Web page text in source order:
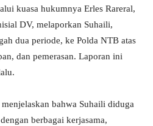
kuasa hukumnya Erles Rareral,
DV, melaporkan Suhaili,
dua periode, ke Polda NTB atas
dan pemerasan. Laporan ini
bahwa Suhaili diduga
berbagai kerjasama,